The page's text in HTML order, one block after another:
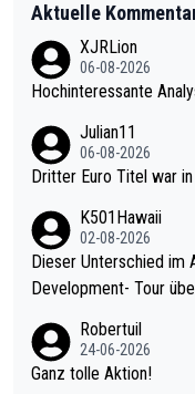
Aktuelle
XJRLion
06-08-2026
Hochinteressante
Julian11
06-08-2026
Dritter Euro Titel war
K501Hawaii
02-08-2026
Dieser Unterschied im
Development- Tour
mal 40+ erst recht. Da gewinnst keinen Blumentopf - ist ja noc
h krasser wie ein Pokalspiel eines Kreisligisten vs einem Bund
Robertuil
24-06-2026
Ganz tolle Aktion!